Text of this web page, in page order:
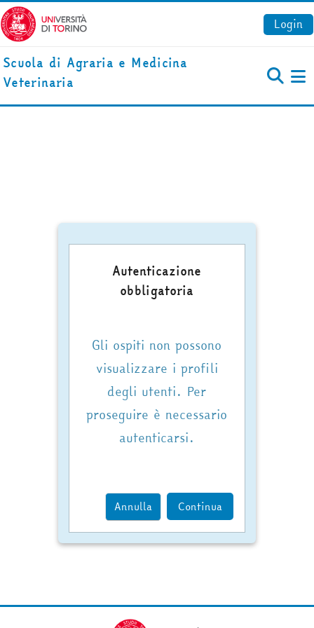
Vai al contenuto principale
Login
Scuola di Agraria e Medicina
Veterinaria
Autenticazione
obbligatoria
Gli ospiti non possono
visualizzare i profili
degli utenti. Per
proseguire è necessario
autenticarsi.
Annulla Continua